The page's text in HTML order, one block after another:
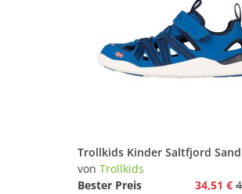
von Trollkids
Bester Preis
34,51 €